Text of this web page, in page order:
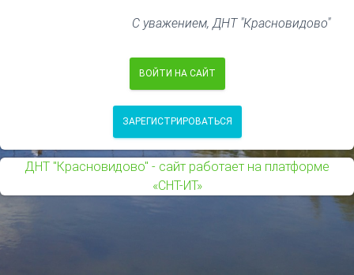
С уважением, ДНТ "Красновидово"
ВОЙТИ НА САЙТ
ЗАРЕГИСТРИРОВАТЬСЯ
ДНТ "Красновидово" - сайт работает на платформе
«СНТ-ИТ»